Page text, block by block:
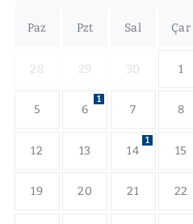
Paz Pzt Sal Çar
28 29 30 1
5 6
1
7 8
12 13 14
1
15
19 20 21 22